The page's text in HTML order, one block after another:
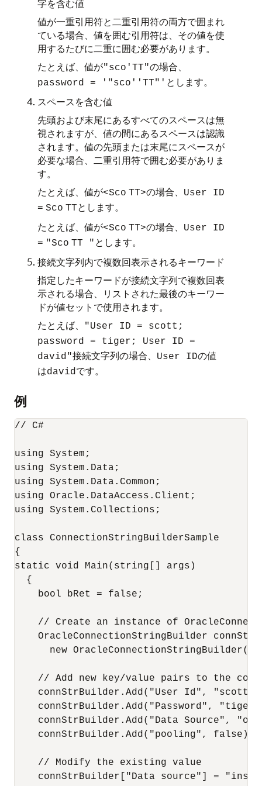
字を含む値
値が一重引用符と二重引用符の両方で囲まれ
ている場合、値を囲む引用符は、その値を使
用するたびに二重に囲む必要があります。
たとえば、値が"sco'TT"の場合、
password = '"sco''TT"' とします。
スペースを含む値
先頭および末尾にあるすべてのスペースは無
視されますが、値の間にあるスペースは認識
されます。値の先頭または末尾にスペースが
必要な場合、二重引用符で囲む必要がありま
す。
たとえば、値が<Sco TT>の場合、
User ID
= Sco TTとします。
たとえば、値が<Sco TT>の場合、
User ID
= "Sco TT " とします。
接続文字列内で複数回表示されるキーワード
指定したキーワードが接続文字列で複数回表
示される場合、リストされた最後のキーワー
ドが値セットで使用されます。
たとえば、
"User ID = scott;
password = tiger; User ID =
david"接続文字列の場合、 User IDの値
はdavidです。
例
// C#
using System;
using System.Data;
using System.Data.Common;
using Oracle.DataAccess.Client;
using System.Collections;
class ConnectionStringBuilderSample
{
static void Main(string[] args)
  {
    bool bRet = false;
// Create an instance of
OracleConnectionStringBuilder
      new OracleConnectionStringBuilder();
// Add new key/value pairs to the
connStrBuilder.Add("User Id",
connStrBuilder.Add("Password",
connStrBuilder.Add("Data Source",
    connStrBuilder.Add("pooling", false);
    // Modify the existing value
connStrBuilder["Data source"] =